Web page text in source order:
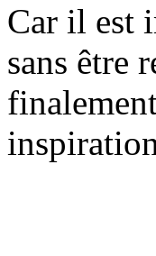
Car il est
sans être